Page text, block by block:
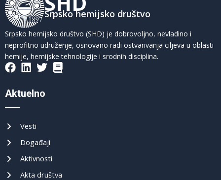
Srpsko hemijsko društvo
Srpsko hemijsko društvo (SHD) je dobrovoljno, nevladino i
neprofitno udruženje, osnovano radi ostvarivanja ciljeva u oblasti
hemije, hemijske tehnologije i srodnih disciplina.
Aktuelno
Vesti
Događaji
Aktivnosti
Akta društva